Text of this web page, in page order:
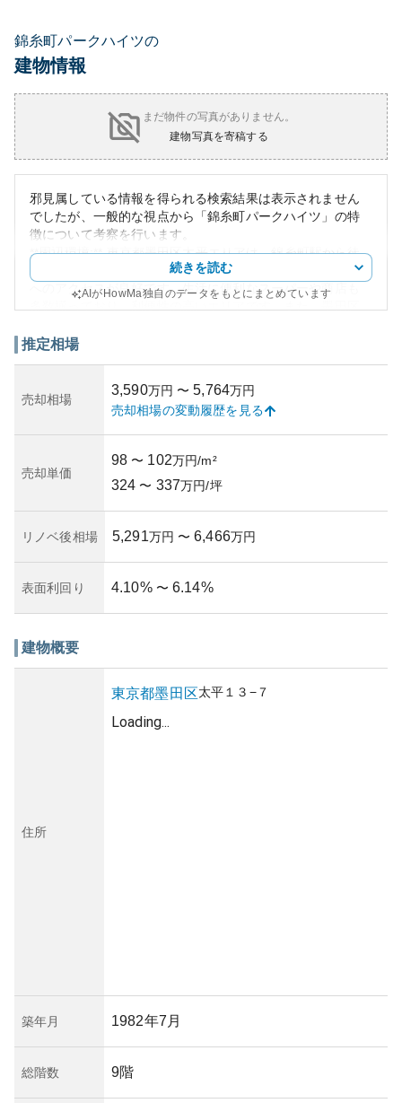
錦糸町パークハイツの
建物情報
まだ物件の写真がありません。
建物写真を寄稿する
邪見属している情報を得られる検索結果は表示されません
でしたが、一般的な視点から「錦糸町パークハイツ」の特
徴について考察を行います。
**周辺環境:** 東京都墨田区太平エリアは、錦糸町駅から徒
歩圏内にあり、ビジネスやエンターテインメントスポット
へのアクセスが良好です。生活に便利なスーパーや商店も
っています。
す。多くのマンション同様、セキュリティや設備の充実が
期待されます。
**資産性と所有リスク:** 周辺の土地価格が高めの東京都心
し、市場の変動に影響を受ける可能性があるため、不動産
投資に伴う一般的なリスクは存在します。共用部管理の状
続きを読む
AIがHowMa独自のデータをもとにまとめています
推定相場
売却相場
3,590万円 〜 5,764万円
売却相場の変動履歴を見る
売却単価
98 〜 102万円/m²
324 〜 337万円/坪
リノベ後相場 5,291万円 〜 6,466万円
表面利回り 4.10% 〜 6.14%
建物概要
住所
東京都墨田区太平１３−７
Loading...
築年月 1982年7月
総階数 9階